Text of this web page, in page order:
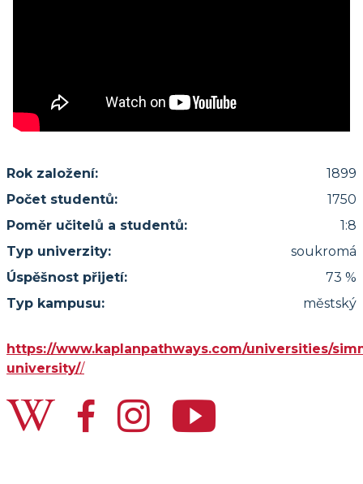
Rok založení:
1899
Počet studentů:
1750
Poměr učitelů a studentů:
1:8
Typ univerzity:
soukromá
Úspěšnost přijetí:
73 %
Typ kampusu:
městský
https://www.kaplanpathways.com/universities/
university//